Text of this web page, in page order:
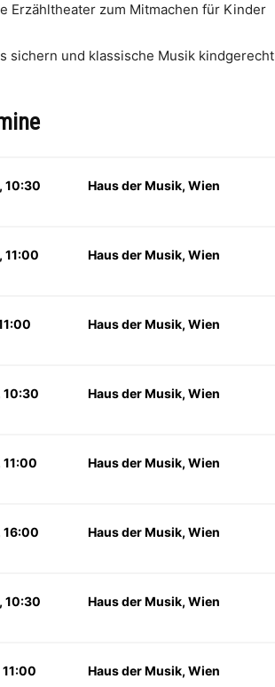
Erzähltheater zum Mitmachen für Kinder
sichern und klassische Musik
10:30 Haus der Musik, Wien
11:00 Haus der Musik, Wien
Haus der Musik, Wien
10:30 Haus der Musik, Wien
Haus der Musik, Wien
16:00 Haus der Musik, Wien
10:30 Haus der Musik, Wien
Haus der Musik, Wien